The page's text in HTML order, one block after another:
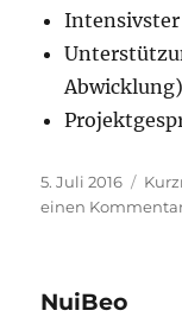
Intensivster
Abwicklung)
Veröffentlicht
am
5. Juli 2016
einen
NuiBeo